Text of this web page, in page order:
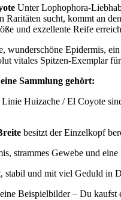
Unter Lophophora-
Raritäten sucht, kommt an
und exzellente Reife
wunderschöne Epidermis,
vitales Spitzen-Exemplar
Sammlung gehört:
Linie Huizache / El Coyote
besitzt der Einzelkopf
strammes Gewebe und
stabil und mit viel Geduld in
Beispielbilder – Du kaufst